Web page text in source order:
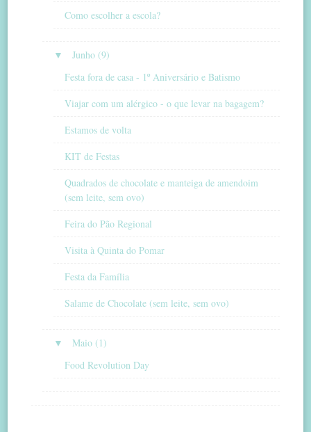
Como escolher a escola?
▼
Junho (9)
Festa fora de casa - 1º Aniversário e Batismo
Viajar com um alérgico - o que levar na bagagem?
Estamos de volta
KIT de Festas
Quadrados de chocolate e manteiga de amendoim
(sem leite, sem ovo)
Feira do Pão Regional
Visita à Quinta do Pomar
Festa da Família
Salame de Chocolate (sem leite, sem ovo)
▼
Maio (1)
Food Revolution Day